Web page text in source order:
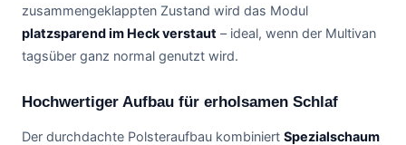
zusammengeklappten Zustand wird das Modul
platzsparend im Heck verstaut – ideal, wenn der Multivan
tagsüber ganz normal genutzt wird.
Hochwertiger Aufbau für erholsamen Schlaf
Der durchdachte Polsteraufbau kombiniert Spezialschaum